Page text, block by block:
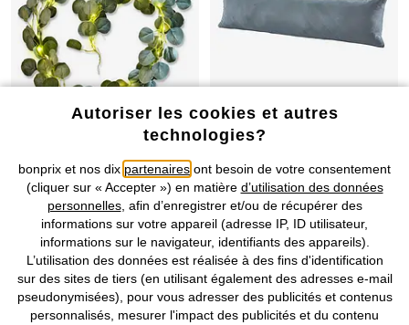
Guirlande fleur artificielle LED
CHF 20,95
Lot de 2 housses de traversin
plat
CHF 15,95
Autoriser les cookies et autres
technologies?
bonprix et nos dix partenaires ont besoin de votre consentement
(cliquer sur « Accepter ») en matière d’utilisation des données
personnelles, afin d’enregistrer et/ou de récupérer des
informations sur votre appareil (adresse IP, ID utilisateur,
informations sur le navigateur, identifiants des appareils).
L’utilisation des données est réalisée à des fins d'identification
sur des sites de tiers (en utilisant également des adresses e-mail
pseudonymisées), pour vous adresser des publicités et contenus
personnalisés, mesurer l'impact des publicités et du contenu